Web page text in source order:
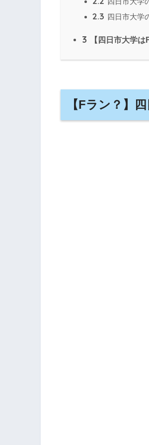
2.3 四日市大学
3 【四日市大学
【Fラン？】